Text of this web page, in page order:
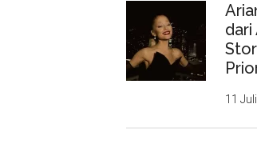
11